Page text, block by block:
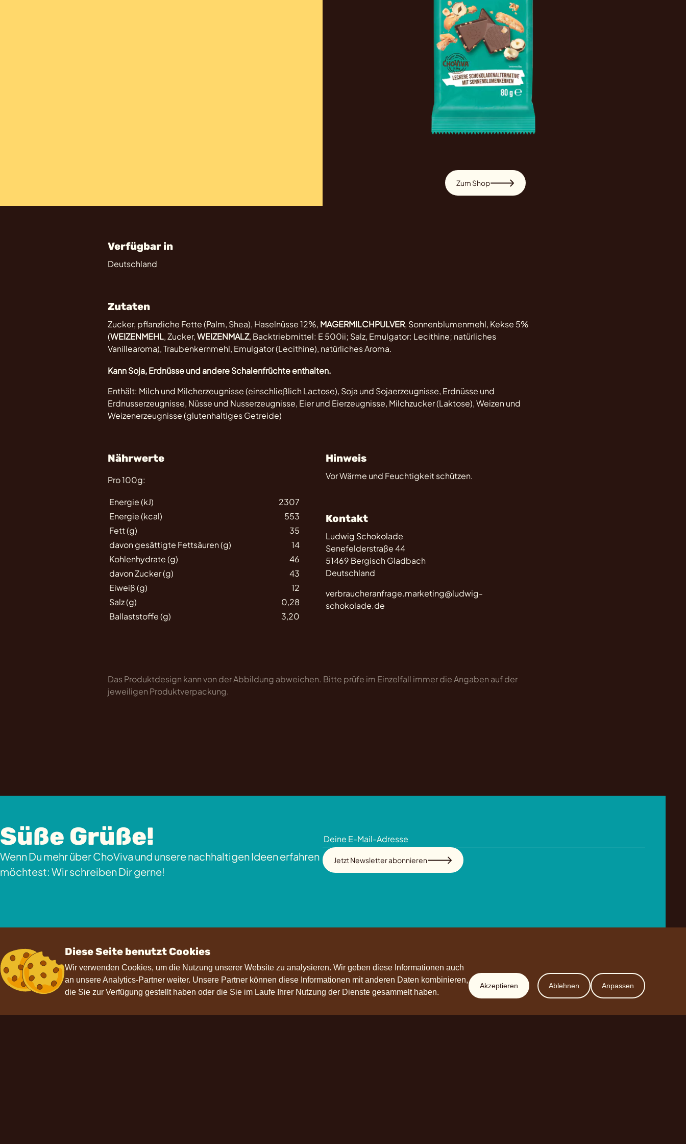
Diese Seite benutzt Cookies
Wir verwenden Cookies, um die Nutzung unserer Website zu analysieren. Wir geben diese Informationen auch
an unsere Analytics-Partner weiter. Unsere Partner können diese Informationen mit anderen Daten kombinieren,
die Sie zur Verfügung gestellt haben oder die Sie im Laufe Ihrer Nutzung der Dienste gesammelt haben.
Akzeptieren Ablehnen Anpassen
Zum Shop
Verfügbar in
Deutschland
Zutaten
Zucker, pflanzliche Fette (Palm, Shea), Haselnüsse 12%, MAGERMILCHPULVER, Sonnenblumenmehl, Kekse 5%
(WEIZENMEHL, Zucker,WEIZENMALZ, Backtriebmittel: E 500ii; Salz, Emulgator: Lecithine; natürliches
Vanillearoma), Traubenkernmehl, Emulgator (Lecithine), natürliches Aroma.
Kann Soja, Erdnüsse und andere Schalenfrüchte enthalten.
Enthält: Milch und Milcherzeugnisse (einschließlich Lactose), Soja und Sojaerzeugnisse, Erdnüsse und
Erdnusserzeugnisse, Nüsse und Nusserzeugnisse, Eier und Eierzeugnisse, Milchzucker (Laktose), Weizen und
Weizenerzeugnisse (glutenhaltiges Getreide)
Nährwerte
Pro 100g:
Energie (kJ)
2307
Energie (kcal)
553
Fett (g)
35
davon gesättigte Fettsäuren (g)
14
Kohlenhydrate (g)
46
davon Zucker (g)
43
Eiweiß (g)
12
Salz (g)
0,28
Ballaststoffe (g)
3,20
Hinweis
Vor Wärme und Feuchtigkeit schützen.
Kontakt
Ludwig Schokolade
Senefelderstraße 44
51469 Bergisch Gladbach
Deutschland
verbraucheranfrage.marketing@ludwig-
schokolade.de
Das Produktdesign kann von der Abbildung abweichen. Bitte prüfe im Einzelfall immer die Angaben auf der
jeweiligen Produktverpackung.
Süße Grüße!
Wenn Du mehr über ChoViva und unsere nachhaltigen Ideen erfahren
möchtest: Wir schreiben Dir gerne!
Jetzt Newsletter abonnieren
Werde Partner